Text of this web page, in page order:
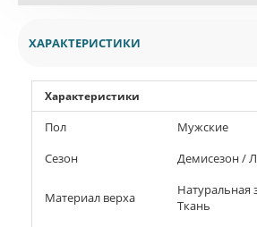
ХАРАКТЕРИСТИКИ
Характеристики
Пол
Мужские
Сезон
Демисезон /
Материал верха
Натуральная
Ткань